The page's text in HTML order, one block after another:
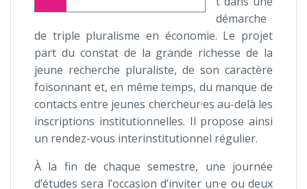
démarche
de triple pluralisme en économie. Le projet
part du constat de la grande richesse de la
jeune recherche pluraliste, de son caractère
foisonnant et, en même temps, du manque de
contacts entre jeunes chercheur·es au-delà les
inscriptions institutionnelles. Il propose ainsi
un rendez-vous interinstitutionnel régulier.
À la fin de chaque semestre, une journée
d’études sera l’occasion d’inviter un·e ou deux